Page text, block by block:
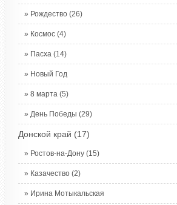
Рождество (26)
Космос (4)
Пасха (14)
Новый Год
8 марта (5)
День Победы (29)
Донской край (17)
Ростов-на-Дону (15)
Казачество (2)
Ирина Мотыкальская